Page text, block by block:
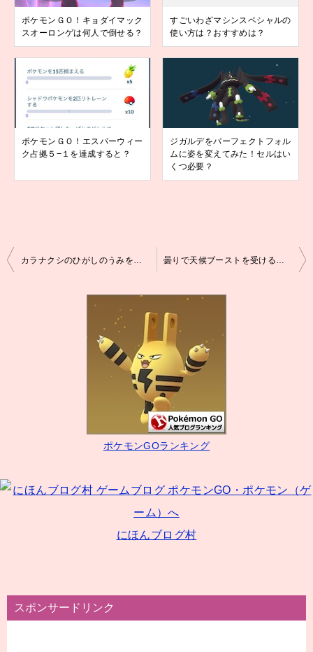
ポケモンＧＯ！キョダイマック
スオーロンゲは何人で倒せる？
すごいわざマシンスペシャルの
使い方は？おすすめは？
ポケモンＧＯ！エスパーウィー
ク占拠５−１を達成すると？
ジガルデをパーフェクトフォル
ムに姿を変えてみた！セルはい
くつ必要？
投
カラナクシのひがしのうみをトリトドンに進化！西と東の違いは？ 曇りで天候ブーストを受けるポケモンは？レイドバトルは？
ポケモンGOランキング
にほんブログ村
スポンサードリンク